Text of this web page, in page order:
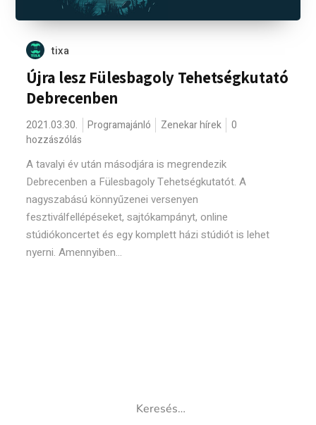
tixa
Újra lesz Fülesbagoly Tehetségkutató
Debrecenben
2021.03.30. Programajánló Zenekar hírek
0
hozzászólás
A tavalyi év után másodjára is megrendezik
Debrecenben a Fülesbagoly Tehetségkutatót. A
nagyszabású könnyűzenei versenyen
fesztiválfellépéseket, sajtókampányt, online
stúdiókoncertet és egy komplett házi stúdiót is lehet
nyerni. Amennyiben...